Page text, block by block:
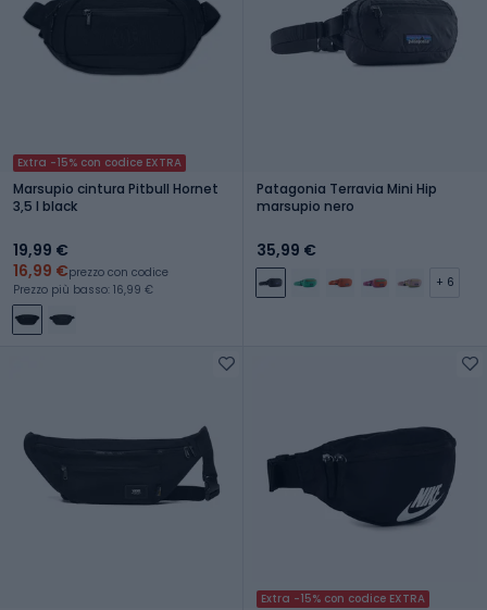
Extra -15% con codice EXTRA
Marsupio cintura Pitbull Hornet
3,5 l black
19,99 €
16,99 €prezzo con codice
Prezzo più basso: 16,99 €
Patagonia Terravia Mini Hip
marsupio nero
35,99 €
+ 6
Extra -15% con codice EXTRA